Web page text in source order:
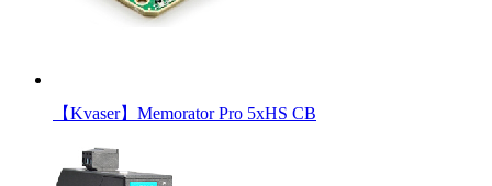
【Kvaser】Memorator Pro 5xHS CB